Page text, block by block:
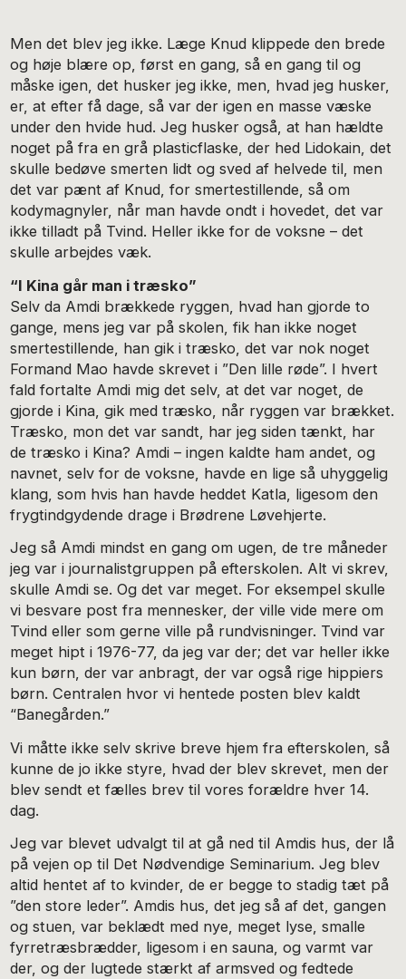
Men det blev jeg ikke. Læge Knud klippede den brede
og høje blære op, først en gang, så en gang til og
måske igen, det husker jeg ikke, men, hvad jeg husker,
er, at efter få dage, så var der igen en masse væske
under den hvide hud. Jeg husker også, at han hældte
noget på fra en grå plasticflaske, der hed Lidokain, det
skulle bedøve smerten lidt og sved af helvede til, men
det var pænt af Knud, for smertestillende, så om
kodymagnyler, når man havde ondt i hovedet, det var
ikke tilladt på Tvind. Heller ikke for de voksne – det
skulle arbejdes væk.
“I Kina går man i træsko”
Selv da Amdi brækkede ryggen, hvad han gjorde to
gange, mens jeg var på skolen, fik han ikke noget
smertestillende, han gik i træsko, det var nok noget
Formand Mao havde skrevet i ”Den lille røde”. I hvert
fald fortalte Amdi mig det selv, at det var noget, de
gjorde i Kina, gik med træsko, når ryggen var brækket.
Træsko, mon det var sandt, har jeg siden tænkt, har
de træsko i Kina? Amdi – ingen kaldte ham andet, og
navnet, selv for de voksne, havde en lige så uhyggelig
klang, som hvis han havde heddet Katla, ligesom den
frygtindgydende drage i Brødrene Løvehjerte.
Jeg så Amdi mindst en gang om ugen, de tre måneder
jeg var i journalistgruppen på efterskolen. Alt vi skrev,
skulle Amdi se. Og det var meget. For eksempel skulle
vi besvare post fra mennesker, der ville vide mere om
Tvind eller som gerne ville på rundvisninger. Tvind var
meget hipt i 1976-77, da jeg var der; det var heller ikke
kun børn, der var anbragt, der var også rige hippiers
børn. Centralen hvor vi hentede posten blev kaldt
“Banegården.”
Vi måtte ikke selv skrive breve hjem fra efterskolen, så
kunne de jo ikke styre, hvad der blev skrevet, men der
blev sendt et fælles brev til vores forældre hver 14.
dag.
Jeg var blevet udvalgt til at gå ned til Amdis hus, der lå
på vejen op til Det Nødvendige Seminarium. Jeg blev
altid hentet af to kvinder, de er begge to stadig tæt på
”den store leder”. Amdis hus, det jeg så af det, gangen
og stuen, var beklædt med nye, meget lyse, smalle
fyrretræsbrædder, ligesom i en sauna, og varmt var
der, og der lugtede stærkt af armsved og fedtede